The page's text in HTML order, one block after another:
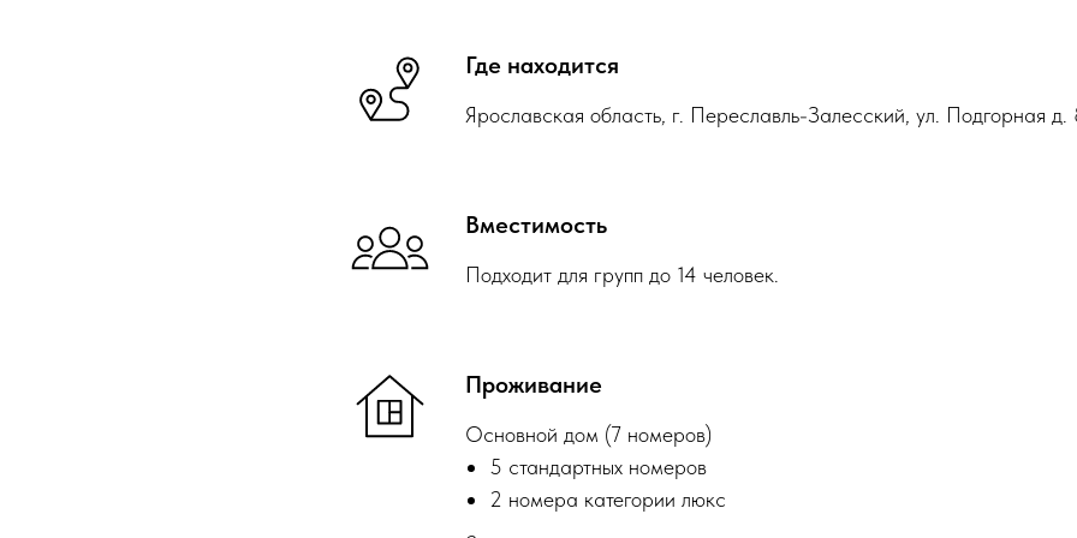
Где находится
Ярославская область, г. Переславль-Залесский, ул. Подгорная
Вместимость
Подходит для групп до 14 человек.
Проживание
Основной дом (7 номеров)
5 стандартных номеров
2 номера категории люкс